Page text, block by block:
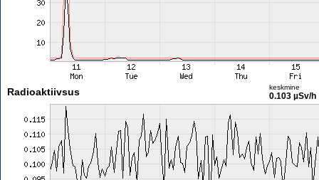
Radioaktiivsus keskmine
0.103 µSv/h